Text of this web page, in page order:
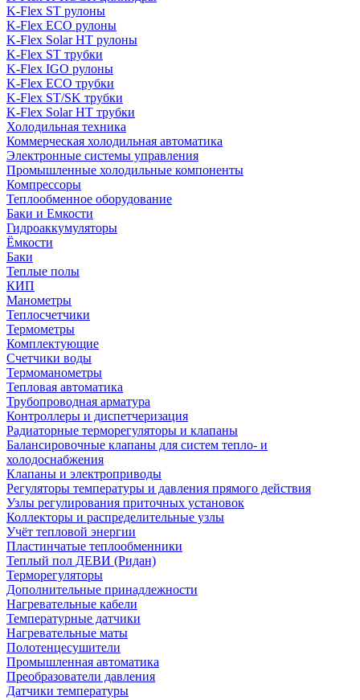
K-Flex ST рулоны
K-Flex ECO рулоны
K-Flex Solar HT рулоны
K-Flex ST трубки
K-Flex IGO рулоны
K-Flex ECO трубки
K-Flex ST/SK трубки
K-Flex Solar HT трубки
Холодильная техника
Коммерческая холодильная автоматика
Электронные системы управления
Промышленные холодильные компоненты
Компрессоры
Теплообменное оборудование
Баки и Емкости
Гидроаккумуляторы
Ёмкости
Баки
Теплые полы
КИП
Манометры
Теплосчетчики
Термометры
Комплектующие
Счетчики воды
Термоманометры
Тепловая автоматика
Трубопроводная арматура
Контроллеры и диспетчеризация
Радиаторные терморегуляторы и клапаны
Балансировочные клапаны для систем тепло- и
холодоснабжения
Клапаны и электроприводы
Регуляторы температуры и давления прямого действия
Узлы регулирования приточных установок
Коллекторы и распределительные узлы
Учёт тепловой энергии
Пластинчатые теплообменники
Теплый пол ДЕВИ (Ридан)
Терморегуляторы
Дополнительные принадлежности
Нагревательные кабели
Температурные датчики
Нагревательные маты
Полотенцесушители
Промышленная автоматика
Преобразователи давления
Датчики температуры